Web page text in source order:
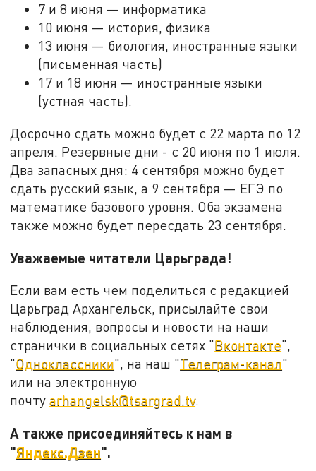
7 и 8 июня — информатика
10 июня — история, физика
13 июня — биология, иностранные языки
(письменная часть)
17 и 18 июня — иностранные языки
(устная часть).
Досрочно сдать можно будет с 22 марта по 12
апреля. Резервные дни - с 20 июня по 1 июля.
Два запасных дня: 4 сентября можно будет
сдать русский язык, а 9 сентября — ЕГЭ по
математике базового уровня. Оба экзамена
также можно будет пересдать 23 сентября.
Уважаемые читатели Царьграда!
Если вам есть чем поделиться с редакцией
Царьград Архангельск, присылайте свои
наблюдения, вопросы и новости на наши
странички в социальных сетях "Вконтакте",
"Одноклассники", на наш "Телеграм-канал"
или на электронную
почтуarhangelsk@tsargrad.tv.
А также присоединяйтесь к нам в
"Яндекс.Дзен".